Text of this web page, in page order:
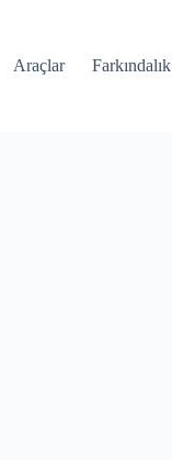
Araçlar Farkındalık